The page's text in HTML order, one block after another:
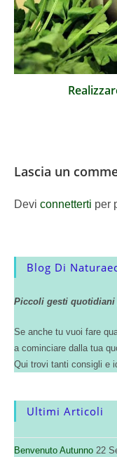
Lascia un
Devi connetterti per
Blog Di
Piccoli gesti quotidiani
Se anche tu vuoi fare
a cominciare dalla tua
Qui trovi tanti consigli e
Ultimi Articoli
Benvenuto Autunno 22